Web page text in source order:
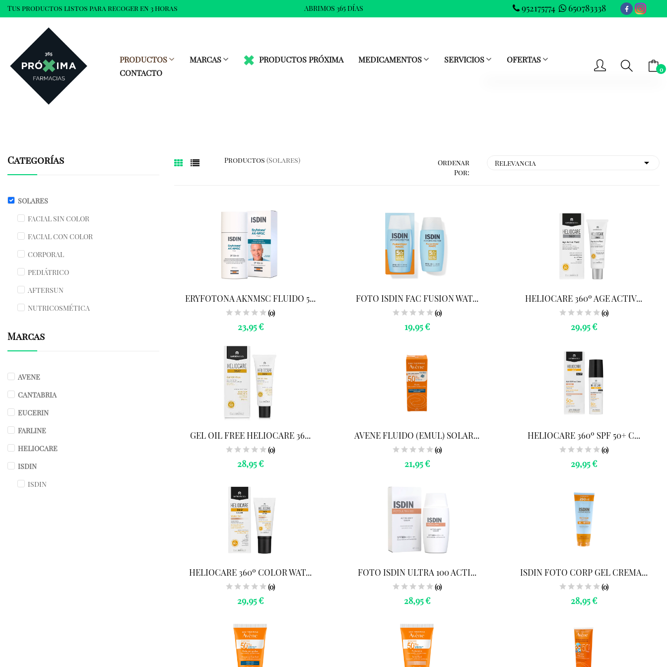
Tus productos listos para recoger en 3 horas ABRIMOS 365 DÍAS 952175774 650783338
PRODUCTOS MARCAS PRODUCTOS PRÓXIMA MEDICAMENTOS SERVICIOS
OFERTAS
CONTACTO
0
VER CARRITO
Categorías
SOLARES
FACIAL SIN COLOR
FACIAL CON COLOR
CORPORAL
PEDIÁTRICO
AFTERSUN
NUTRICOSMÉTICA
Marcas
AVENE
CANTABRIA
EUCERIN
FARLINE
HELIOCARE
ISDIN
ISDIN
Productos (solares)
Ordenar
Por:
ERYFOTONA AKNMSC FLUIDO 5...
(0)
23,95 €
FOTO ISDIN FAC FUSION WAT...
(0)
19,95 €
HELIOCARE 360º AGE ACTIV...
(0)
29,95 €
GEL OIL FREE HELIOCARE 36...
(0)
28,95 €
AVENE FLUIDO (EMUL) SOLAR...
(0)
21,95 €
HELIOCARE 360º SPF 50+ C...
(0)
29,95 €
HELIOCARE 360º COLOR WAT...
(0)
29,95 €
FOTO ISDIN ULTRA 100 ACTI...
(0)
28,95 €
ISDIN FOTO CORP GEL CREMA...
(0)
28,95 €